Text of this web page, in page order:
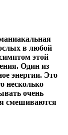
в любой
этой
Один из
энергии. Это
несколько
очень
смешиваются